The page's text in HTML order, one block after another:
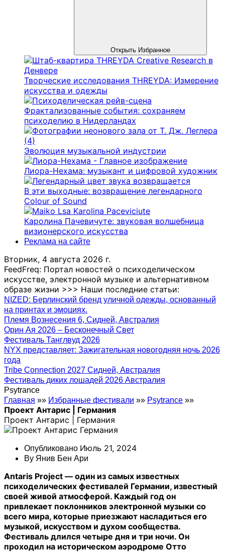
Открыть Избранное
Творческие исследования THREYDA: Измерение
искусства и одежды
Фрактализованные события: сохраняем
психоделию в Нидерландах
Эволюция музыкальной индустрии
Лиора-Нехама: музыкант и цифровой художник
В эти выходные: возвращение легендарного
Colour of Sound
Каролина Пачевичуте: звуковая волшебница
визионерского искусства
Реклама на сайте
Вторник, 4 августа 2026 г.
FeedFreq: Портал новостей о психоделическом
искусстве, электронной музыке и альтернативном
образе жизни >>> Наши последние статьи:
NIZED: Берлинский бренд уличной одежды, основанный
на принтах и ​​эмоциях.
Племя Вознесения 6, Сидней, Австралия
Орин Ая 2026 – Бесконечный Свет
Фестиваль Танглвуд 2026
NYX представляет: Зажигательная новогодняя ночь 2026
года
Tribe Connection 2027 Сидней, Австралия
Фестиваль диких лошадей 2026 Австралия
Psytrance
Главная »» Избранные фестивали »» Psytrance »»
Проект Антарис | Германия
Проект Антарис | Германия
Опубликовано Июль 21, 2024
By Янив Бен Ари
Antaris Project — один из самых известных
психоделических фестивалей Германии, известный
своей живой атмосферой. Каждый год он
привлекает поклонников электронной музыки со
всего мира, которые приезжают насладиться его
музыкой, искусством и духом сообщества.
Фестиваль длился четыре дня и три ночи. Он
проходил на историческом аэродроме Отто